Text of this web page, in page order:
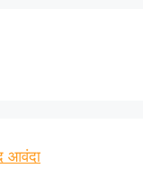
आवंदा